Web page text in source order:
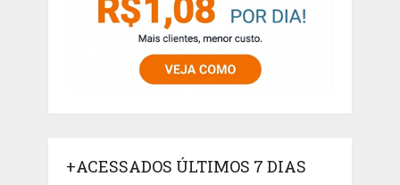
+ACESSADOS ÚLTIMOS 7 DIAS